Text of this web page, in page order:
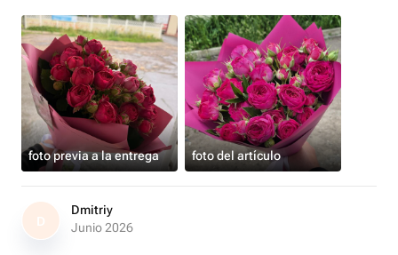
foto previa a la entrega foto del artículo
D
Dmitriy
Junio 2026